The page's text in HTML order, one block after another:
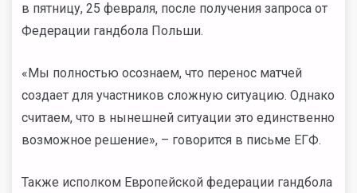
в пятницу, 25 февраля, после получения запроса от
Федерации гандбола Польши.
«Мы полностью осознаем, что перенос матчей
создает для участников сложную ситуацию. Однако
считаем, что в нынешней ситуации это единственно
возможное решение», – говорится в письме ЕГФ.
Также исполком Европейской федерации гандбола